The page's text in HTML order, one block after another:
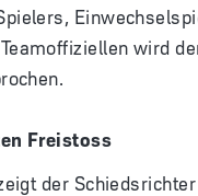
wird
Freistoss
der